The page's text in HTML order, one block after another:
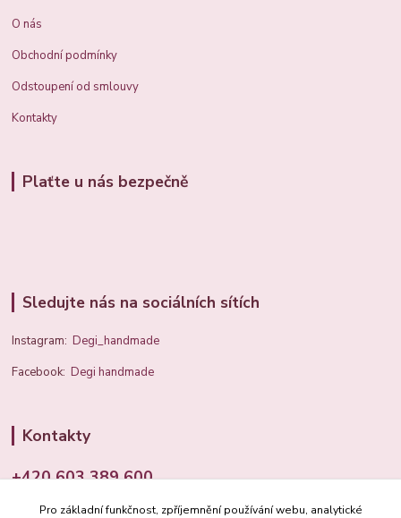
O nás
Obchodní podmínky
Odstoupení od smlouvy
Kontakty
Plaťte u nás bezpečně
Sledujte nás na sociálních sítích
Instagram:Degi_handmade
Facebook:Degi handmade
Kontakty
+420 603 389 600
info@degi.cz
Pro základní funkčnost, zpříjemnění používání webu, analytické